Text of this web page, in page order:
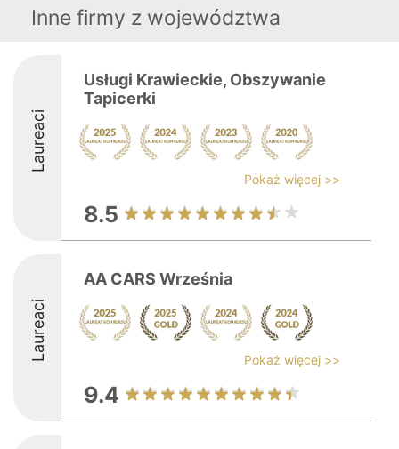
Inne firmy z województwa
Laureaci
Usługi Krawieckie, Obszywanie
Tapicerki
Pokaż więcej >>
8.5
Laureaci
AA CARS Września
Pokaż więcej >>
9.4